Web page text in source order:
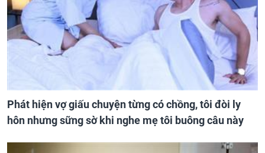
Phát hiện vợ giấu chuyện từng có chồng, tôi đòi ly
hôn nhưng sững sờ khi nghe mẹ tôi buông câu này